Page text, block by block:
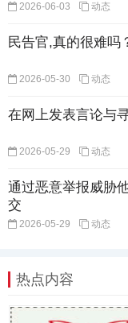
2026-06-03 动态
民告官,真的很难吗
2026-05-30 动态
在网上发表言论与
2026-05-29 动态
通过恶意举报威胁
交
2026-05-29 动态
热点内容